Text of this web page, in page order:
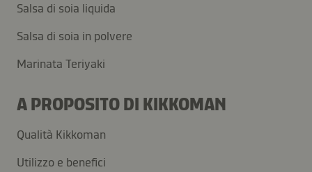
Salsa di soia liquida
Salsa di soia in polvere
Marinata Teriyaki
A PROPOSITO DI KIKKOMAN
Qualità Kikkoman
Utilizzo e benefici